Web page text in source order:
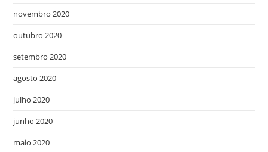
novembro 2020
outubro 2020
setembro 2020
agosto 2020
julho 2020
junho 2020
maio 2020